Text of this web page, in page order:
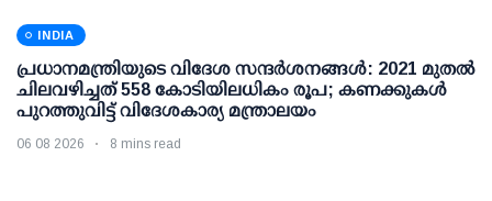
INDIA
പ്രധാനമന്ത്രിയുടെ വിദേശ സന്ദർശനങ്ങൾ: 2021 മുതൽ
ചിലവഴിച്ചത് 558 കോടിയിലധികം രൂപ; കണക്കുകൾ
പുറത്തുവിട്ട് വിദേശകാര്യ മന്ത്രാലയം
06 08 2026 8 mins read